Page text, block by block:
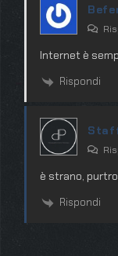
Internet è
Rispondi
è strano,
Rispondi